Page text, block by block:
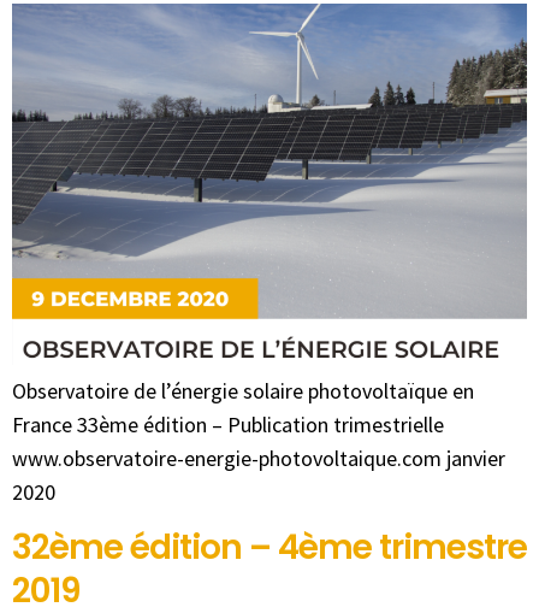
Observatoire de l’énergie solaire photovoltaïque en
France 33ème édition – Publication trimestrielle
www.observatoire-energie-photovoltaique.com janvier
2020
32ème édition – 4ème trimestre
2019